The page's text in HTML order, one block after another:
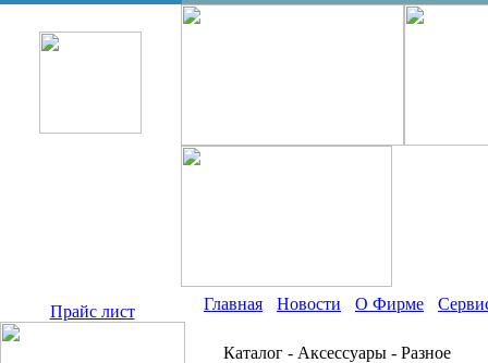
Прайс лист Главная Новости О Фирме
Каталог - Аксессуары - Разное